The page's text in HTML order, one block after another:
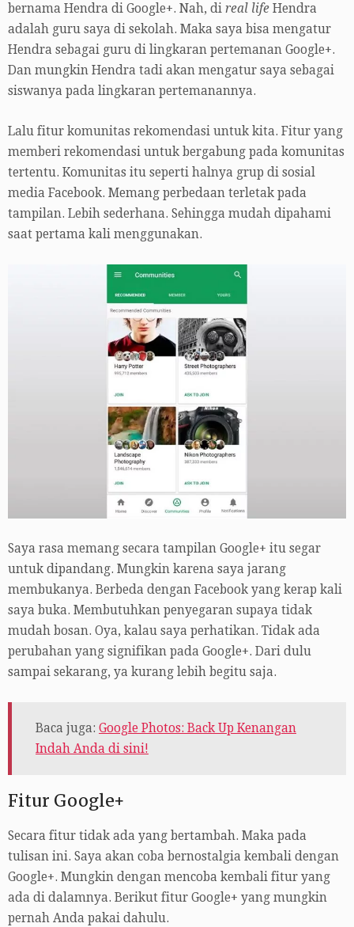
bernama Hendra di Google+. Nah, di real life Hendra
adalah guru saya di sekolah. Maka saya bisa mengatur
Hendra sebagai guru di lingkaran pertemanan Google+.
Dan mungkin Hendra tadi akan mengatur saya sebagai
siswanya pada lingkaran pertemanannya.
Lalu fitur komunitas rekomendasi untuk kita. Fitur yang
memberi rekomendasi untuk bergabung pada komunitas
tertentu. Komunitas itu seperti halnya grup di sosial
media Facebook. Memang perbedaan terletak pada
tampilan. Lebih sederhana. Sehingga mudah dipahami
saat pertama kali menggunakan.
Saya rasa memang secara tampilan Google+ itu segar
untuk dipandang. Mungkin karena saya jarang
membukanya. Berbeda dengan Facebook yang kerap kali
saya buka. Membutuhkan penyegaran supaya tidak
mudah bosan. Oya, kalau saya perhatikan. Tidak ada
perubahan yang signifikan pada Google+. Dari dulu
sampai sekarang, ya kurang lebih begitu saja.
Baca juga: Google Photos: Back Up Kenangan
Indah Anda di sini!
Fitur Google+
Secara fitur tidak ada yang bertambah. Maka pada
tulisan ini. Saya akan coba bernostalgia kembali dengan
Google+. Mungkin dengan mencoba kembali fitur yang
ada di dalamnya. Berikut fitur Google+ yang mungkin
pernah Anda pakai dahulu.